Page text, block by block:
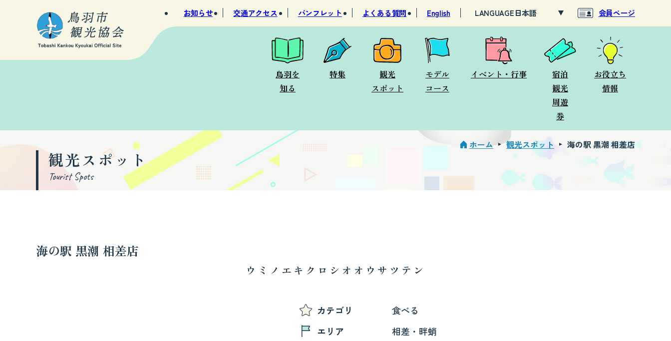
お知らせ 交通アクセス パンフレット よくある質問 English LANGUAGE 会員ページ
鳥羽を
知る
特集
観光
スポット
モデル
コース
イベント・行事
宿泊
観光
周遊
券
お役立ち
情報
観光スポット
Tourist Spots
ホーム 観光スポット 海の駅 黒潮 相差店
海の駅 黒潮 相差店
ウミノエキクロシオオウサツテン
カテゴリ
食べる
エリア
相差・畔蛸